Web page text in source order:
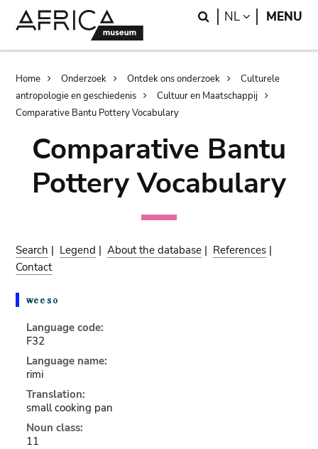
Search
NL LANGUAGE
MENU
Breadcrumb
Home Onderzoek Ontdek ons onderzoek
Culturele
antropologie en geschiedenis
Cultuur en Maatschappij
Comparative Bantu Pottery Vocabulary
Comparative Bantu
Pottery Vocabulary
Search | Legend |About the database | References |
Contact
Language code:
F32
Language name:
rimi
Translation:
small cooking pan
Noun class:
11